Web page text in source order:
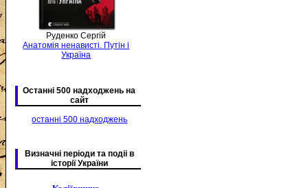
Руденко Сергій
Анатомія ненависті. Путін і
Україна
Останні 500 надходжень на
сайт
останні 500 надходжень
Визначні періоди та подіі в
історії України